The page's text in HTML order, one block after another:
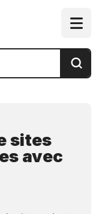
sites
avec